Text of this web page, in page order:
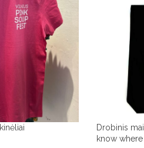
Drobinis
know where